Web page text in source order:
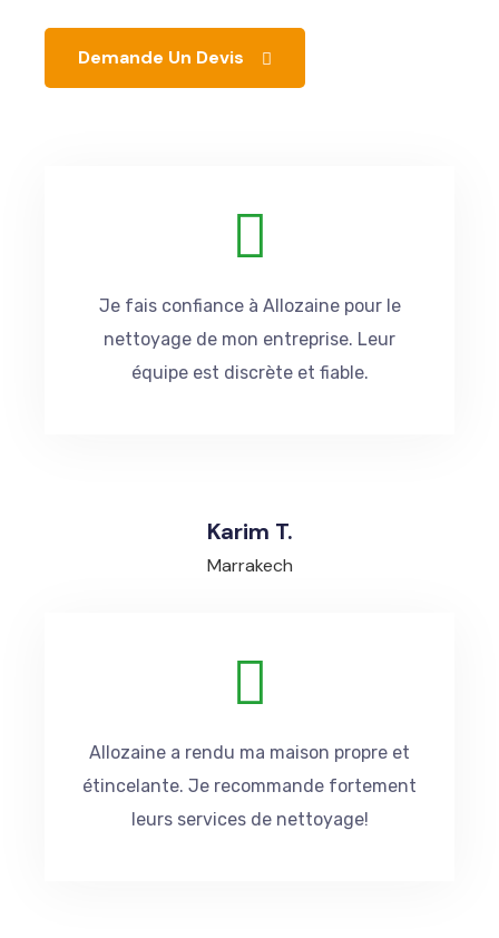
Demande Un Devis
Je fais confiance à Allozaine pour le
nettoyage de mon entreprise. Leur
équipe est discrète et fiable.
Karim T.
Marrakech
Allozaine a rendu ma maison propre et
étincelante. Je recommande fortement
leurs services de nettoyage!